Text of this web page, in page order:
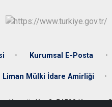
Kurumsal E-Posta
Liman Mülki İdare Amirliği
Konağı, Kat:3, 54500 Karasu -